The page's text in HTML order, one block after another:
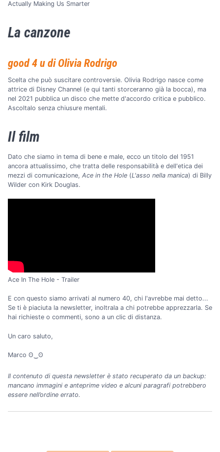
Actually Making Us Smarter
La canzone
good 4 u di Olivia Rodrigo
Scelta che può suscitare controversie. Olivia Rodrigo nasce come
attrice di Disney Channel (e qui tanti storceranno già la bocca), ma
nel 2021 pubblica un disco che mette d'accordo critica e pubblico.
Ascoltalo senza chiusure mentali.
Il film
Dato che siamo in tema di bene e male, ecco un titolo del 1951
ancora attualissimo, che tratta delle responsabilità e dell'etica dei
mezzi di comunicazione, Ace in the Hole (L'asso nella manica) di Billy
Wilder con Kirk Douglas.
Ace In The Hole - Trailer
E con questo siamo arrivati al numero 40, chi l'avrebbe mai detto...
Se ti è piaciuta la newsletter, inoltrala a chi potrebbe apprezzarla. Se
hai richieste o commenti, sono a un clic di distanza.
Un caro saluto,
Marco ʘ‿ʘ
Il contenuto di questa newsletter è stato recuperato da un backup:
mancano immagini e anteprime video e alcuni paragrafi potrebbero
essere nell’ordine errato.